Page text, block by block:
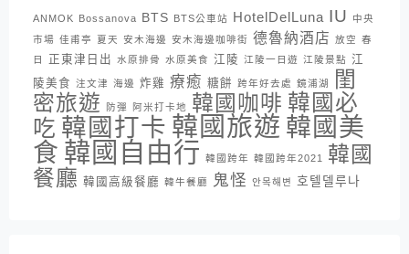
ANMOK Bossanova BTS BTS公車站 HotelDelLuna IU
中央
市場 佳甫亭 夏天 安木海邊 安木海邊咖啡街 德魯納酒店 放空 春
日
正東津日出 水原排骨 水原美食 江陵 江陵一日遊 江陵景點 江
陵美食 注文津 海邊 炸雞 療癒 糖餅 跨年好去處 鏡浦湖
閨
密旅遊
防彈 阿米打卡地 韓國咖啡 韓國必
吃 韓國打卡 韓國旅遊 韓國美
食 韓國自由行 韓國跨年 韓國跨年2021
韓國
餐廳 韓國高級餐廳 韓牛餐廳 鬼怪 안목해변 호텔델루나